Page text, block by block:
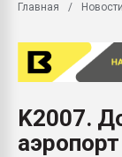
Главная Новости
K2007.